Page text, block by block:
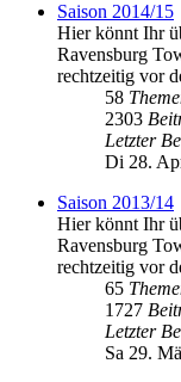
Saison 2014/15
Hier könnt Ihr
Ravensburg
rechtzeitig vor
58
2303
Letzter
Di 28.
Saison 2013/14
Hier könnt Ihr
Ravensburg
rechtzeitig vor
65
1727
Letzter
Sa 29.